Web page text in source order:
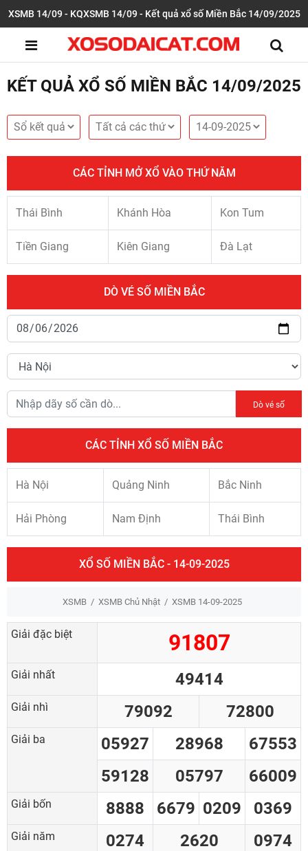
XSMB 14/09 - KQXSMB 14/09 - Kết quả xổ số Miền Bắc 14/09/2025
KẾT QUẢ XỔ SỐ MIỀN BẮC 14/09/2025
CÁC TỈNH MỞ XỔ VÀO THỨ NĂM
Thái Bình Khánh Hòa Kon Tum
Tiền Giang Kiên Giang Đà Lạt
DÒ VÉ SỐ MIỀN BẮC
Dò vé số
CÁC TỈNH XỔ SỐ MIỀN BẮC
Hà Nội Quảng Ninh Bắc Ninh
Hải Phòng Nam Định Thái Bình
XỔ SỐ MIỀN BẮC - 14-09-2025
XSMB XSMB Chủ Nhật XSMB 14-09-2025
Giải đặc biệt 91807
Giải nhất 49414
Giải nhì 79092 72800
Giải ba 05927 28968
67553
59128
05797 66009
Giải bốn 8888 6679 0209 0369
Giải năm 0274 2620
0974